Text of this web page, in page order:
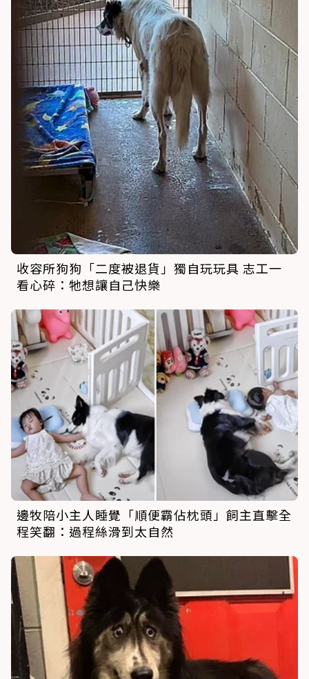
收容所狗狗「二度被退貨」獨自玩玩具 志工一
看心碎：牠想讓自己快樂
邊牧陪小主人睡覺「順便霸佔枕頭」飼主直擊全
程笑翻：過程絲滑到太自然